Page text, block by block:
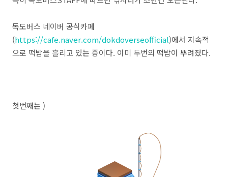
독도버스 네이버 공식카페
(https://cafe.naver.com/dokdoverseofficial)에서 지속적
으로 떡밥을 흘리고 있는 중이다. 이미 두번의 떡밥이 뿌려졌다.
첫번째는 )